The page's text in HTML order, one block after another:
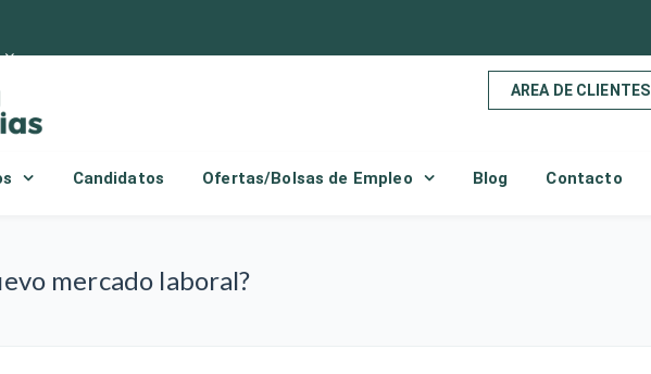
AREA DE CLIENTES
Candidatos Ofertas/Bolsas de Empleo Blog Contacto
mercado laboral?